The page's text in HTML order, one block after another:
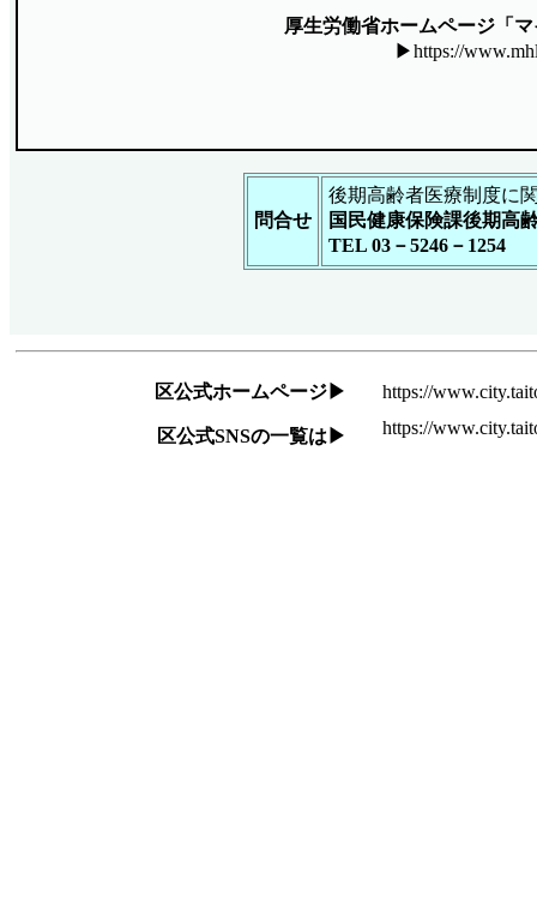
厚生労働省ホームページ「
▶https://
問合せ
後期高齢者医療制度に
国民健康保険課後期高
TEL 03－5246－1254
区公式ホームページ▶ https://
区公式SNSの一覧は▶ https://